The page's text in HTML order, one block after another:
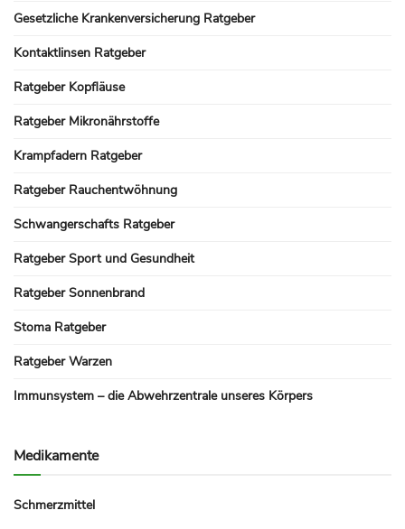
Gesetzliche Krankenversicherung Ratgeber
Kontaktlinsen Ratgeber
Ratgeber Kopfläuse
Ratgeber Mikronährstoffe
Krampfadern Ratgeber
Ratgeber Rauchentwöhnung
Schwangerschafts Ratgeber
Ratgeber Sport und Gesundheit
Ratgeber Sonnenbrand
Stoma Ratgeber
Ratgeber Warzen
Immunsystem – die Abwehrzentrale unseres Körpers
Medikamente
Schmerzmittel